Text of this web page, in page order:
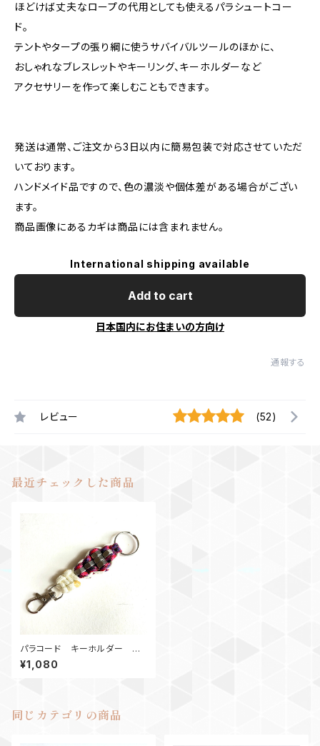
ほどけば丈夫なロープの代用としても使えるパラシュートコー
ド。
テントやタープの張り綱に使うサバイバルツールのほかに、
おしゃれなブレスレットやキーリング、キーホルダーなど
アクセサリーを作って楽しむこともできます。
発送は通常、ご注文から3日以内に簡易包装で対応させていただ
いております。
ハンドメイド品ですので、色の濃淡や個体差がある場合がござい
ます。
商品画像にあるカギは商品には含まれません。
International shipping available
Add to cart
日本国内にお住まいの方向け
通報する
レビュー (52)
最近チェックした商品
パラコード キーホルダー キ
ーリング ナット6 キャンディー
レッド白
¥1,080
同じカテゴリの商品